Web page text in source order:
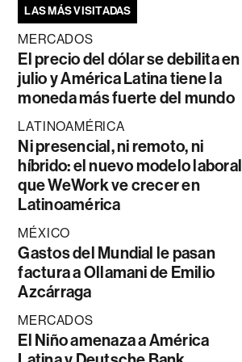
LAS MÁS VISITADAS
MERCADOS
El precio del dólar se debilita en
julio y América Latina tiene la
moneda más fuerte del mundo
LATINOAMÉRICA
Ni presencial, ni remoto, ni
híbrido: el nuevo modelo laboral
que WeWork ve crecer en
Latinoamérica
MÉXICO
Gastos del Mundial le pasan
factura a Ollamani de Emilio
Azcárraga
MERCADOS
El Niño amenaza a América